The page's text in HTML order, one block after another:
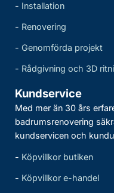
- Installation
- Renovering
- Genomförda projekt
- Rådgivning och 3D
Kundservice
Med mer än 30 års
badrumsrenovering
kundservicen och
- Köpvillkor butiken
- Köpvillkor e-handel